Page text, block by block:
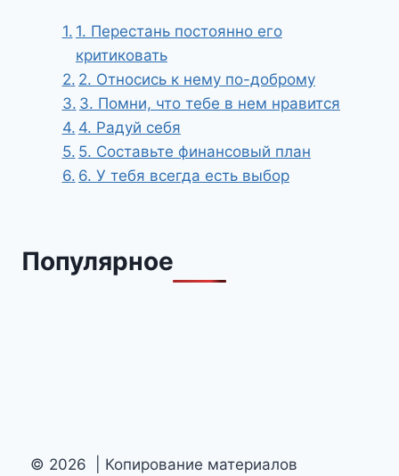
1. Перестань постоянно его
критиковать
2. Относись к нему по-доброму
3. Помни, что тебе в нем нравится
4. Радуй себя
5. Составьте финансовый план
6. У тебя всегда есть выбор
Популярное
© 2026 | Копирование материалов